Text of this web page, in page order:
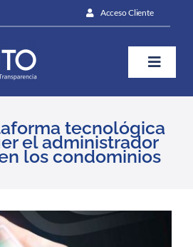
Acceso Cliente
Toggle
tecnológica
el administrador
los condominios